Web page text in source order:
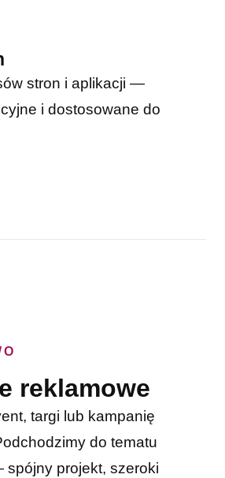
stron i aplikacji —
i dostosowane do
reklamowe
targi lub kampanię
do tematu
projekt, szeroki